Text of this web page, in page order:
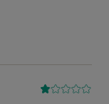
byl odstraněn